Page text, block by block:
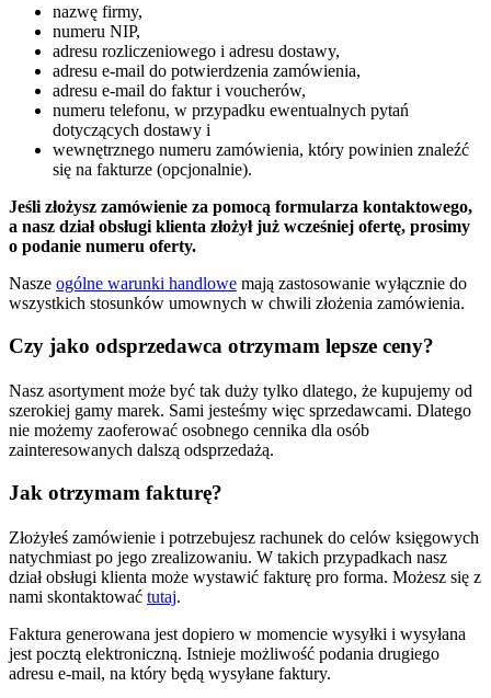
nazwę firmy,
numeru NIP,
adresu rozliczeniowego i adresu dostawy,
adresu e-mail do potwierdzenia zamówienia,
adresu e-mail do faktur i voucherów,
numeru telefonu, w przypadku ewentualnych pytań
dotyczących dostawy i
wewnętrznego numeru zamówienia, który powinien znaleźć
się na fakturze (opcjonalnie).
Jeśli złożysz zamówienie za pomocą formularza kontaktowego,
a nasz dział obsługi klienta złożył już wcześniej ofertę, prosimy
o podanie numeru oferty.
Nasze ogólne warunki handlowe mają zastosowanie wyłącznie do
wszystkich stosunków umownych w chwili złożenia zamówienia.
Czy jako odsprzedawca otrzymam lepsze ceny?
Nasz asortyment może być tak duży tylko dlatego, że kupujemy od
szerokiej gamy marek. Sami jesteśmy więc sprzedawcami. Dlatego
nie możemy zaoferować osobnego cennika dla osób
zainteresowanych dalszą odsprzedażą.
Jak otrzymam fakturę?
Złożyłeś zamówienie i potrzebujesz rachunek do celów księgowych
natychmiast po jego zrealizowaniu. W takich przypadkach nasz
dział obsługi klienta może wystawić fakturę pro forma. Możesz się z
nami skontaktować tutaj.
Faktura generowana jest dopiero w momencie wysyłki i wysyłana
jest pocztą elektroniczną. Istnieje możliwość podania drugiego
adresu e-mail, na który będą wysyłane faktury.